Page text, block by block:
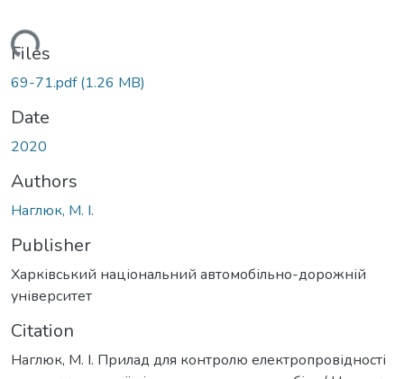
Files
69-71.pdf(1.26 MB)
Date
2020
Authors
Наглюк, М. І.
Publisher
Харківський національний автомобільно-дорожній
університет
Citation
Наглюк, М. І. Прилад для контролю електропровідності